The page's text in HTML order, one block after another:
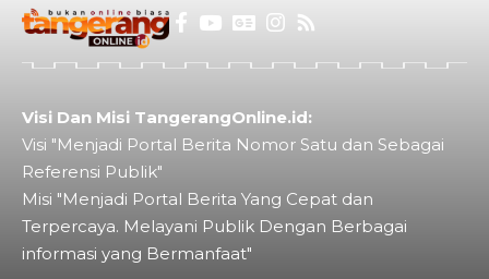
Visi Dan Misi TangerangOnline.id:
Visi "Menjadi Portal Berita Nomor Satu dan Sebagai
Referensi Publik"
Misi "Menjadi Portal Berita Yang Cepat dan
Terpercaya. Melayani Publik Dengan Berbagai
informasi yang Bermanfaat"